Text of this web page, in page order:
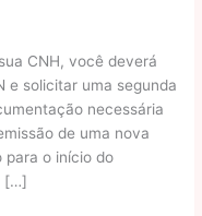
CNH, você deverá
e solicitar uma segunda
necessária
de uma nova
para o início do
[…]